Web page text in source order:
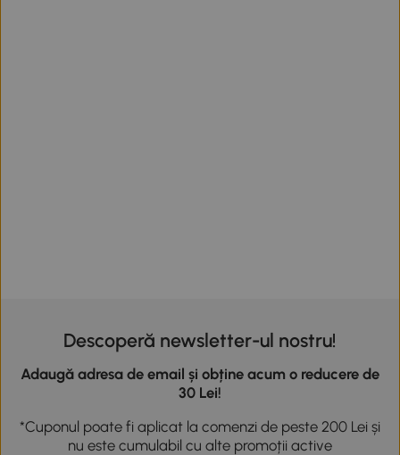
Descoperă newsletter-ul nostru!
Adaugă adresa de email și obține acum o reducere de
30 Lei!
*Cuponul poate fi aplicat la comenzi de peste 200 Lei și
nu este cumulabil cu alte promoții active